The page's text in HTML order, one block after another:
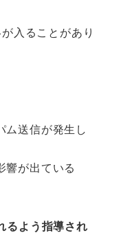
入ることがあり
ム送信が発生し
響が出ている
るよう指導され